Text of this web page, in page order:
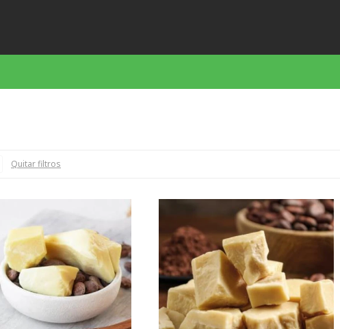
Quitar filtros